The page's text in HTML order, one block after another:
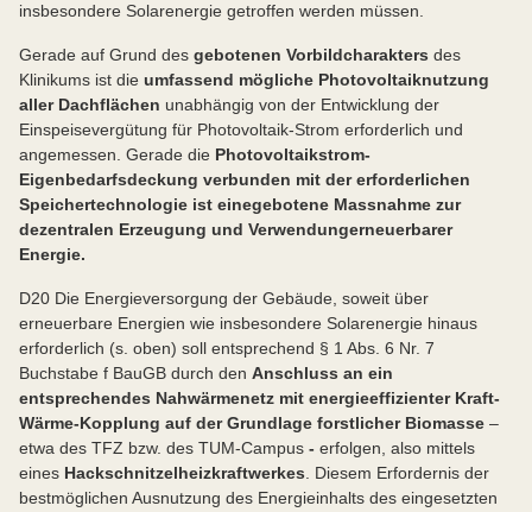
insbesondere Solarenergie getroffen werden müssen.
Gerade auf Grund des gebotenen Vorbildcharakters des
Klinikums ist die umfassend mögliche Photovoltaiknutzung
aller Dachflächen unabhängig von der Entwicklung der
Einspeisevergütung für Photovoltaik-Strom erforderlich und
angemessen. Gerade die Photovoltaikstrom-
Eigenbedarfsdeckung verbunden mit der erforderlichen
Speichertechnologie ist einegebotene Massnahme zur
dezentralen Erzeugung und Verwendungerneuerbarer
Energie.
D20 Die Energieversorgung der Gebäude, soweit über
erneuerbare Energien wie insbesondere Solarenergie hinaus
erforderlich (s. oben) soll entsprechend § 1 Abs. 6 Nr. 7
Buchstabe f BauGB durch den Anschluss an ein
entsprechendes Nahwärmenetz mit energieeffizienter Kraft-
Wärme-Kopplung auf der Grundlage forstlicher Biomasse –
etwa des TFZ bzw. des TUM-Campus - erfolgen, also mittels
eines Hackschnitzelheizkraftwerkes . Diesem Erfordernis der
bestmöglichen Ausnutzung des Energieinhalts des eingesetzten